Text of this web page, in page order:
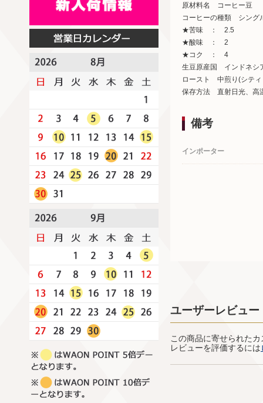
原材料名 コーヒー豆
コーヒーの種類 シング
★苦味 ： 2.5
★酸味 ： 2
★コク ： 4
生豆原産国 インドネシ
ロースト 中煎り(シティ
保存方法 直射日光、高
備考
インポーター
ユーザーレビュー
この商品に寄せられた
レビューを評価するには